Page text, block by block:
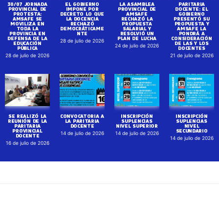
30/07 JORNADA
PROVINCIAL DE
PROTESTA:
AMSAFE SE
MOVILIZA EN
TODA LA
PROVINCIA EN
DEFENSA DE LA
EDUCACIÓN
PÚBLICA
28 de julio de 2026
EL GOBIERNO
IMPONE POR
DECRETO LO QUE
LA DOCENCIA
RECHAZÓ
DEMOCRÁTICAME
NTE
28 de julio de 2026
LA ASAMBLEA
PROVINCIAL DE
AMSAFE
RECHAZÓ LA
PROPUESTA
SALARIAL Y
RESOLVIÓ UN
PLAN DE LUCHA
24 de julio de 2026
PARITARIA
DOCENTE: EL
GOBIERNO
PRESENTÓ SU
PROPUESTA Y
AMSAFE LA
PONDRÁ A
CONSIDERACIÓN
DE LAS Y LOS
DOCENTES
21 de julio de 2026
SE REALIZÓ LA
REUNIÓN DE LA
PARITARIA
PROVINCIAL
DOCENTE
16 de julio de 2026
CONVOCATORIA A
LA PARITARIA
DOCENTE
14 de julio de 2026
INSCRIPCIÓN
SUPLENCIAS
NIVEL SUPERIOR
14 de julio de 2026
INSCRIPCIÓN
SUPLENCIAS
NIVEL
SECUNDARIO
14 de julio de 2026